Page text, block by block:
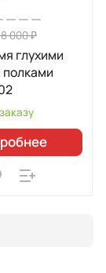
000 ₽
глухими